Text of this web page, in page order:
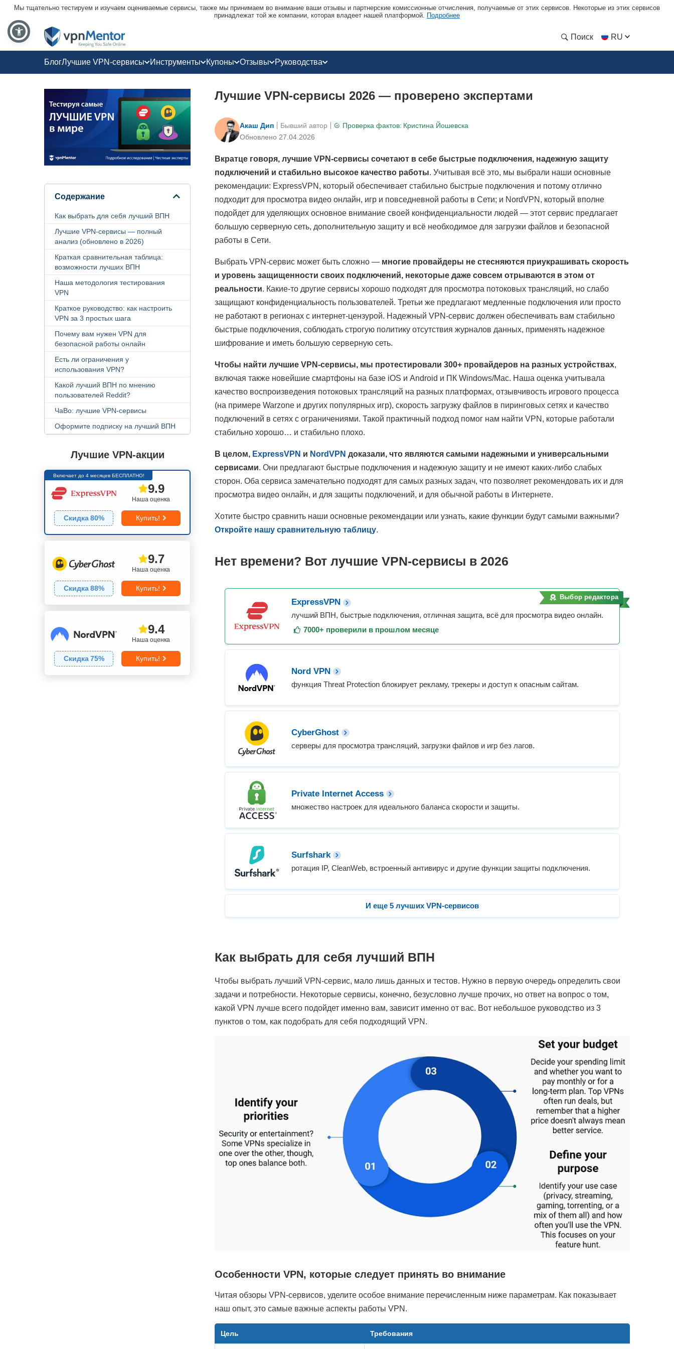
Мы тщательно тестируем и изучаем оцениваемые сервисы, также мы принимаем во внимание ваши отзывы и партнерские комиссионные отчисления, получаемые от этих сервисов. Некоторые из этих сервисов
принадлежат той же компании, которая владеет нашей платформой. Подробнее
Поиск RU
БлогЛучшие VPN-сервисы Инструменты Купоны Отзывы Руководства
Лучшие VPN-сервисы 2026 — проверено экспертами
Акаш Дип
Обновлено 27.04.2026
Проверка фактов: Кристина Йошевска
Бывший автор
Вкратце говоря, лучшие VPN-сервисы сочетают в себе быстрые подключения, надежную защиту
подключений и стабильно высокое качество работы. Учитывая всё это, мы выбрали наши основные
рекомендации: ExpressVPN, который обеспечивает стабильно быстрые подключения и потому отлично
подходит для просмотра видео онлайн, игр и повседневной работы в Сети; и NordVPN, который вполне
подойдет для уделяющих основное внимание своей конфиденциальности людей — этот сервис предлагает
большую серверную сеть, дополнительную защиту и всё необходимое для загрузки файлов и безопасной
работы в Сети.
Выбрать VPN-сервис может быть сложно — многие провайдеры не стесняются приукрашивать скорость
и уровень защищенности своих подключений, некоторые даже совсем отрываются в этом от
реальности. Какие-то другие сервисы хорошо подходят для просмотра потоковых трансляций, но слабо
защищают конфиденциальность пользователей. Третьи же предлагают медленные подключения или просто
не работают в регионах с интернет-цензурой. Надежный VPN-сервис должен обеспечивать вам стабильно
быстрые подключения, соблюдать строгую политику отсутствия журналов данных, применять надежное
шифрование и иметь большую серверную сеть.
Чтобы найти лучшие VPN-сервисы, мы протестировали 300+ провайдеров на разных устройствах,
включая также новейшие смартфоны на базе iOS и Android и ПК Windows/Mac. Наша оценка учитывала
качество воспроизведения потоковых трансляций на разных платформах, отзывчивость игрового процесса
(на примере Warzone и других популярных игр), скорость загрузку файлов в пиринговых сетях и качество
подключений в сетях с ограничениями. Такой практичный подход помог нам найти VPN, которые работали
стабильно хорошо… и стабильно плохо.
В целом, ExpressVPN и NordVPN доказали, что являются самыми надежными и универсальными
сервисами. Они предлагают быстрые подключения и надежную защиту и не имеют каких-либо слабых
сторон. Оба сервиса замечательно подходят для самых разных задач, что позволяет рекомендовать их и для
просмотра видео онлайн, и для защиты подключений, и для обычной работы в Интернете.
Хотите быстро сравнить наши основные рекомендации или узнать, какие функции будут самыми важными?
Откройте нашу сравнительную таблицу.
Нет времени? Вот лучшие VPN-сервисы в 2026
Выбор редактора
ExpressVPN
лучший ВПН, быстрые подключения, отличная защита, всё для просмотра видео онлайн.
7000+ проверили в прошлом месяце
Nord VPN
функция Threat Protection блокирует рекламу, трекеры и доступ к опасным сайтам.
CyberGhost
серверы для просмотра трансляций, загрузки файлов и игр без лагов.
Private Internet Access
множество настроек для идеального баланса скорости и защиты.
Surfshark
ротация IP, CleanWeb, встроенный антивирус и другие функции защиты подключения.
И еще 5 лучших VPN-сервисов
Как выбрать для себя лучший ВПН
Чтобы выбрать лучший VPN-сервис, мало лишь данных и тестов. Нужно в первую очередь определить свои
задачи и потребности. Некоторые сервисы, конечно, безусловно лучше прочих, но ответ на вопрос о том,
какой VPN лучше всего подойдет именно вам, зависит именно от вас. Вот небольшое руководство из 3
пунктов о том, как подобрать для себя подходящий VPN.
Особенности VPN, которые следует принять во внимание
Читая обзоры VPN-сервисов, уделите особое внимание перечисленным ниже параметрам. Как показывает
наш опыт, это самые важные аспекты работы VPN.
Цель Требования
Содержание
Как выбрать для себя лучший ВПН
Лучшие VPN-сервисы — полный
анализ (обновлено в 2026)
Краткая сравнительная таблица:
возможности лучших ВПН
Наша методология тестирования
VPN
Краткое руководство: как настроить
VPN за 3 простых шага
Почему вам нужен VPN для
безопасной работы онлайн
Есть ли ограничения у
использования VPN?
Какой лучший ВПН по мнению
пользователей Reddit?
ЧаВо: лучшие VPN-сервисы
Оформите подписку на лучший ВПН
Лучшие VPN-акции
Включает до 4 месяцев БЕСПЛАТНО!
Наша оценка
9.9
Скидка 80% Купить!
Наша оценка
9.7
Скидка 88% Купить!
Наша оценка
9.4
Скидка 75% Купить!